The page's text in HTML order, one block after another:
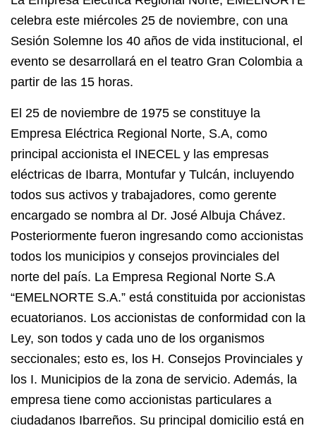
celebra este miércoles 25 de noviembre, con una
Sesión Solemne los 40 años de vida institucional, el
evento se desarrollará en el teatro Gran Colombia a
partir de las 15 horas.
El 25 de noviembre de 1975 se constituye la
Empresa Eléctrica Regional Norte, S.A, como
principal accionista el INECEL y las empresas
eléctricas de Ibarra, Montufar y Tulcán, incluyendo
todos sus activos y trabajadores, como gerente
encargado se nombra al Dr. José Albuja Chávez.
Posteriormente fueron ingresando como accionistas
todos los municipios y consejos provinciales del
norte del país. La Empresa Regional Norte S.A
“EMELNORTE S.A.” está constituida por accionistas
ecuatorianos. Los accionistas de conformidad con la
Ley, son todos y cada uno de los organismos
seccionales; esto es, los H. Consejos Provinciales y
los I. Municipios de la zona de servicio. Además, la
empresa tiene como accionistas particulares a
ciudadanos Ibarreños. Su principal domicilio está en